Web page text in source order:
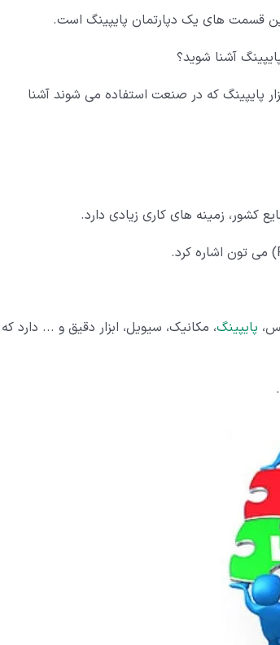
قسمت های یک دپارتمان پایپینگ است.
آشنا شوید؟
پایپینگ که در صنعت استفاده می شوند آشنا
کشور، زمینه های کاری زیادی دارد.
پایپینگ، مکانیک، سیویل، ابزار دقیق و ... دارد